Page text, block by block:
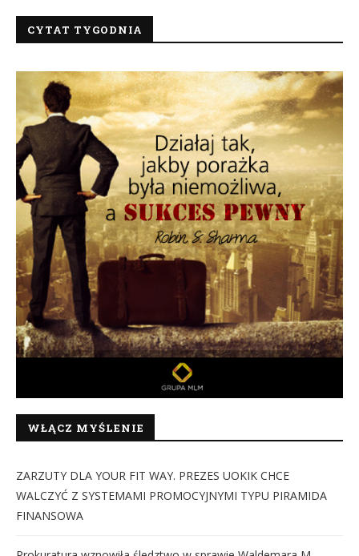
CYTAT TYGODNIA
WŁĄCZ MYŚLENIE
ZARZUTY DLA YOUR FIT WAY. PREZES UOKIK CHCE
WALCZYĆ Z SYSTEMAMI PROMOCYJNYMI TYPU PIRAMIDA
FINANSOWA